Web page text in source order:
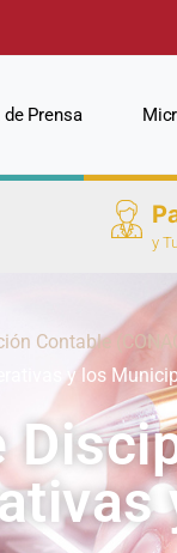
de Prensa
y
Contable
y los